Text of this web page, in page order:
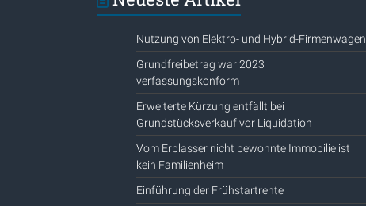
Nutzung von Elektro- und Hybrid-Firmenwagen
Grundfreibetrag war 2023
verfassungskonform
Erweiterte Kürzung entfällt bei
Grundstücksverkauf vor Liquidation
Vom Erblasser nicht bewohnte Immobilie ist
kein Familienheim
Einführung der Frühstartrente